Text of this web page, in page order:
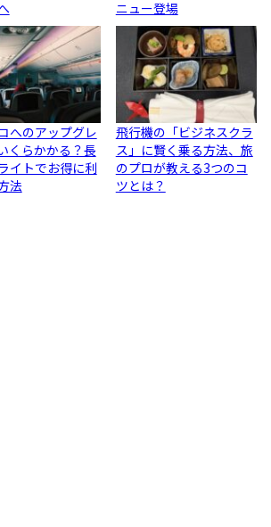
ニュー登場
へのアップグレ
くらかかる？長
イトでお得に利
法
飛行機の「ビジネスクラ
ス」に賢く乗る方法、旅
のプロが教える3つのコ
ツとは？